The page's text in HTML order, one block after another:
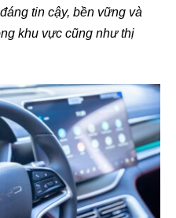
tin cậy, bền vững và
khu vực cũng như thị